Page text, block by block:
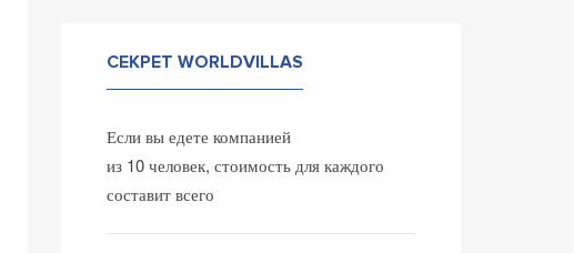
СЕКРЕТ WORLDVILLAS
Если вы едете компанией
из 10 человек, стоимость для каждого
составит всего